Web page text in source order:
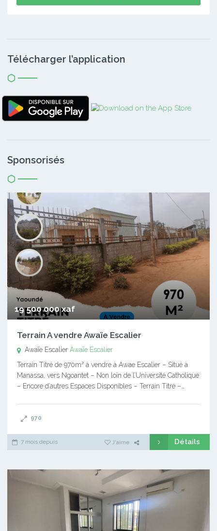
Télécharger l’application
Sponsorisés
19 500 000 xaf
Terrain A vendre Awaïe Escalier
Awaïe Escalier Awaïe Escalier
Terrain Titré de 970m² à vendre à Awae Escalier – Situé à
Manassa, vers Ngoantet – Non loin de l’Université Catholique
– Encore d’autres Espaces Disponibles – Terrain Titré –…
970
7 mois depuis J'aime Détails